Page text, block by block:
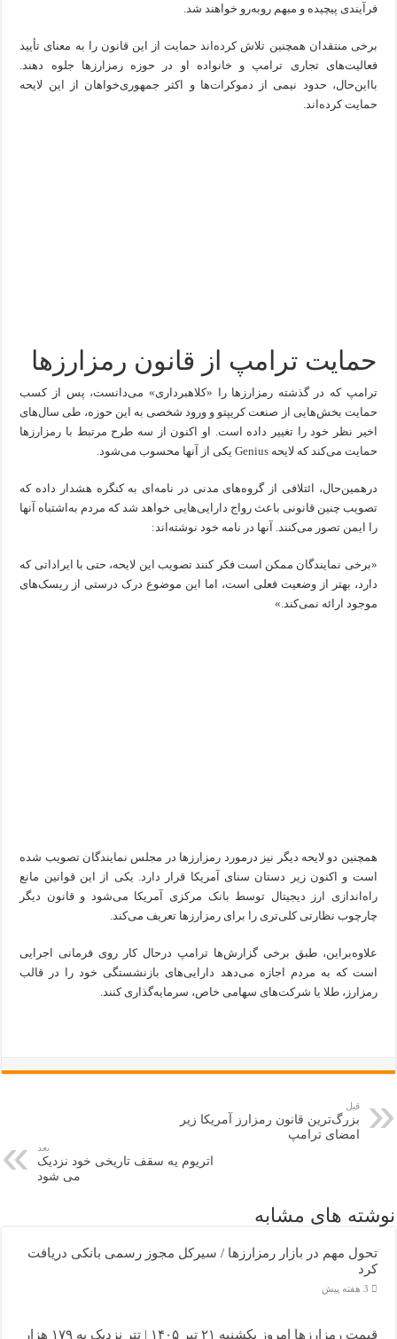
فرآیندی پیچیده و مبهم روبه‌رو خواهند شد.
برخی منتقدان همچنین تلاش کرده‌اند حمایت از این قانون را به معنای تأیید
فعالیت‌های تجاری ترامپ و خانواده او در حوزه رمزارز‌ها جلوه دهند.
بااین‌حال، حدود نیمی از دموکرات‌ها و اکثر جمهوری‌خواهان از این لایحه
حمایت کرده‌اند.
حمایت ترامپ از قانون رمزارز‌ها
ترامپ که در گذشته رمزارز‌ها را «کلاهبرداری» می‌دانست، پس از کسب
حمایت بخش‌هایی از صنعت کریپتو و ورود شخصی به این حوزه، طی سال‌های
اخیر نظر خود را تغییر داده است. او اکنون از سه طرح مرتبط با رمزارز‌ها
حمایت می‌کند که لایحه Genius یکی از آنها محسوب می‌شود.
درهمین‌حال، ائتلافی از گروه‌های مدنی در نامه‌ای به کنگره هشدار داده که
تصویب چنین قانونی باعث رواج دارایی‌هایی خواهد شد که مردم به‌اشتباه آنها
را ایمن تصور می‌کنند. آنها در نامه خود نوشته‌اند:
«برخی نمایندگان ممکن است فکر کنند تصویب این لایحه، حتی با ایراداتی که
دارد، بهتر از وضعیت فعلی است، اما این موضوع درک درستی از ریسک‌های
موجود ارائه نمی‌کند.»
همچنین دو لایحه دیگر نیز درمورد رمزارز‌ها در مجلس نمایندگان تصویب شده
است و اکنون زیر دستان سنای آمریکا قرار دارد. یکی از این قوانین مانع
راه‌اندازی ارز دیجیتال توسط بانک مرکزی آمریکا می‌شود و قانون دیگر
چارچوب نظارتی کلی‌تری را برای رمزارز‌ها تعریف می‌کند.
علاوه‌براین، طبق برخی گزارش‌ها ترامپ درحال کار روی فرمانی اجرایی
است که به مردم اجازه می‌دهد دارایی‌های بازنشستگی خود را در قالب
رمزارز، طلا یا شرکت‌های سهامی خاص، سرمایه‌گذاری کنند.
قبل
بزرگ‌ترین قانون رمزارز آمریکا زیر
امضای ترامپ
بعد
اتریوم یه سقف تاریخی خود نزدیک
می شود
نوشته های مشابه
تحول مهم در بازار رمزارزها / سیرکل مجوز رسمی بانکی دریافت
کرد
3 هفته پیش
قیمت رمزارزها امروز یکشنبه ۲۱ تیر ۱۴۰۵ | تتر نزدیک به ۱۷۹ هزار